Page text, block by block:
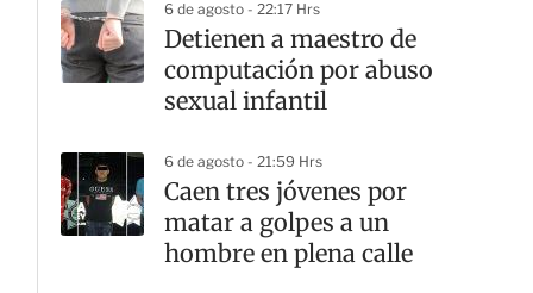
6 de agosto - 22:17 Hrs
Detienen a maestro de
computación por abuso
sexual infantil
6 de agosto - 21:59 Hrs
Caen tres jóvenes por
matar a golpes a un
hombre en plena calle